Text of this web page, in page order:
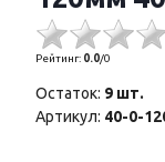
Рейтинг: 0.0/0
Остаток: 9 шт.
Артикул: 40-0-